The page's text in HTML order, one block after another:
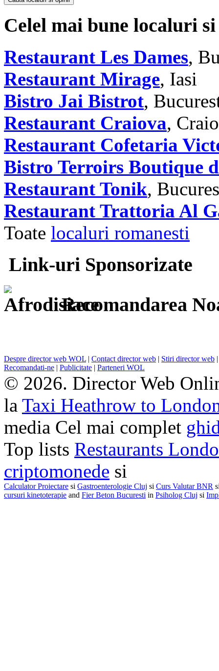
Celel mai bune localuri
Restaurant Les Dames,
Restaurant Mirage, Iasi
Bistro Jai Bistrot,
Restaurant Craiova,
Restaurant Cofetaria
Bistro Terroirs Boutique
Restaurant Tonik,
Restaurant Trattoria Al
Toate localuri romanesti
Link-uri Sponsorizate
Recomandarea
Despre director web WOL | Contact director web | Stiri director web
Recomandati-ne | Publicitate | Parteneri WOL
© 2026. Director Web
la Taxi Heathrow to
media Cel mai complet
Top lists Restaurants
criptomonede si
Calculator Proiectare si Gastroenterologie Cluj si Curs Valutar BNR
cursuri kinetoterapie and Fier Beton Bucuresti in Psiholog Cluj si